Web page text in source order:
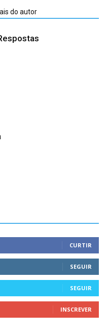
do autor
CURTIR
SEGUIR
SEGUIR
INSCREVER